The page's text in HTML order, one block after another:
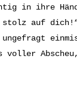
in ihre
stolz auf
voller